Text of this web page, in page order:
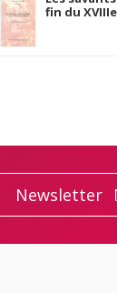
fin du
Newsletter